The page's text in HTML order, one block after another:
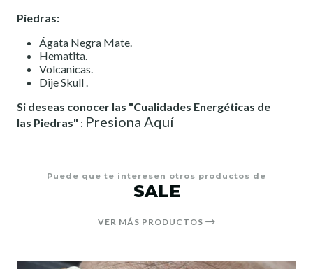
Piedras:
Ágata Negra Mate.
Hematita.
Volcanicas.
Dije Skull .
Si deseas conocer las "Cualidades Energéticas de
las Piedras" : Presiona Aquí
Puede que te interesen otros productos de
SALE
VER MÁS PRODUCTOS